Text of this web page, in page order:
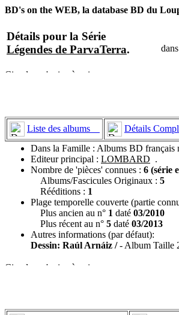
BD's on the WEB, la database BD du
Détails pour la Série
Légendes de ParvaTerra.
Liste des albums
Détails
Dans la Famille : Albums BD français
Editeur principal : LOMBARD .
Nombre de 'pièces' connues : 6 (série
Albums/Fascicules Originaux : 5
Rééditions : 1
Plage temporelle couverte (partie
Plus ancien au n° 1 daté 03/2010
Plus récent au n° 5 daté 03/2013
Autres informations (par défaut):
Dessin: Raúl Arnáiz /- Album Taille